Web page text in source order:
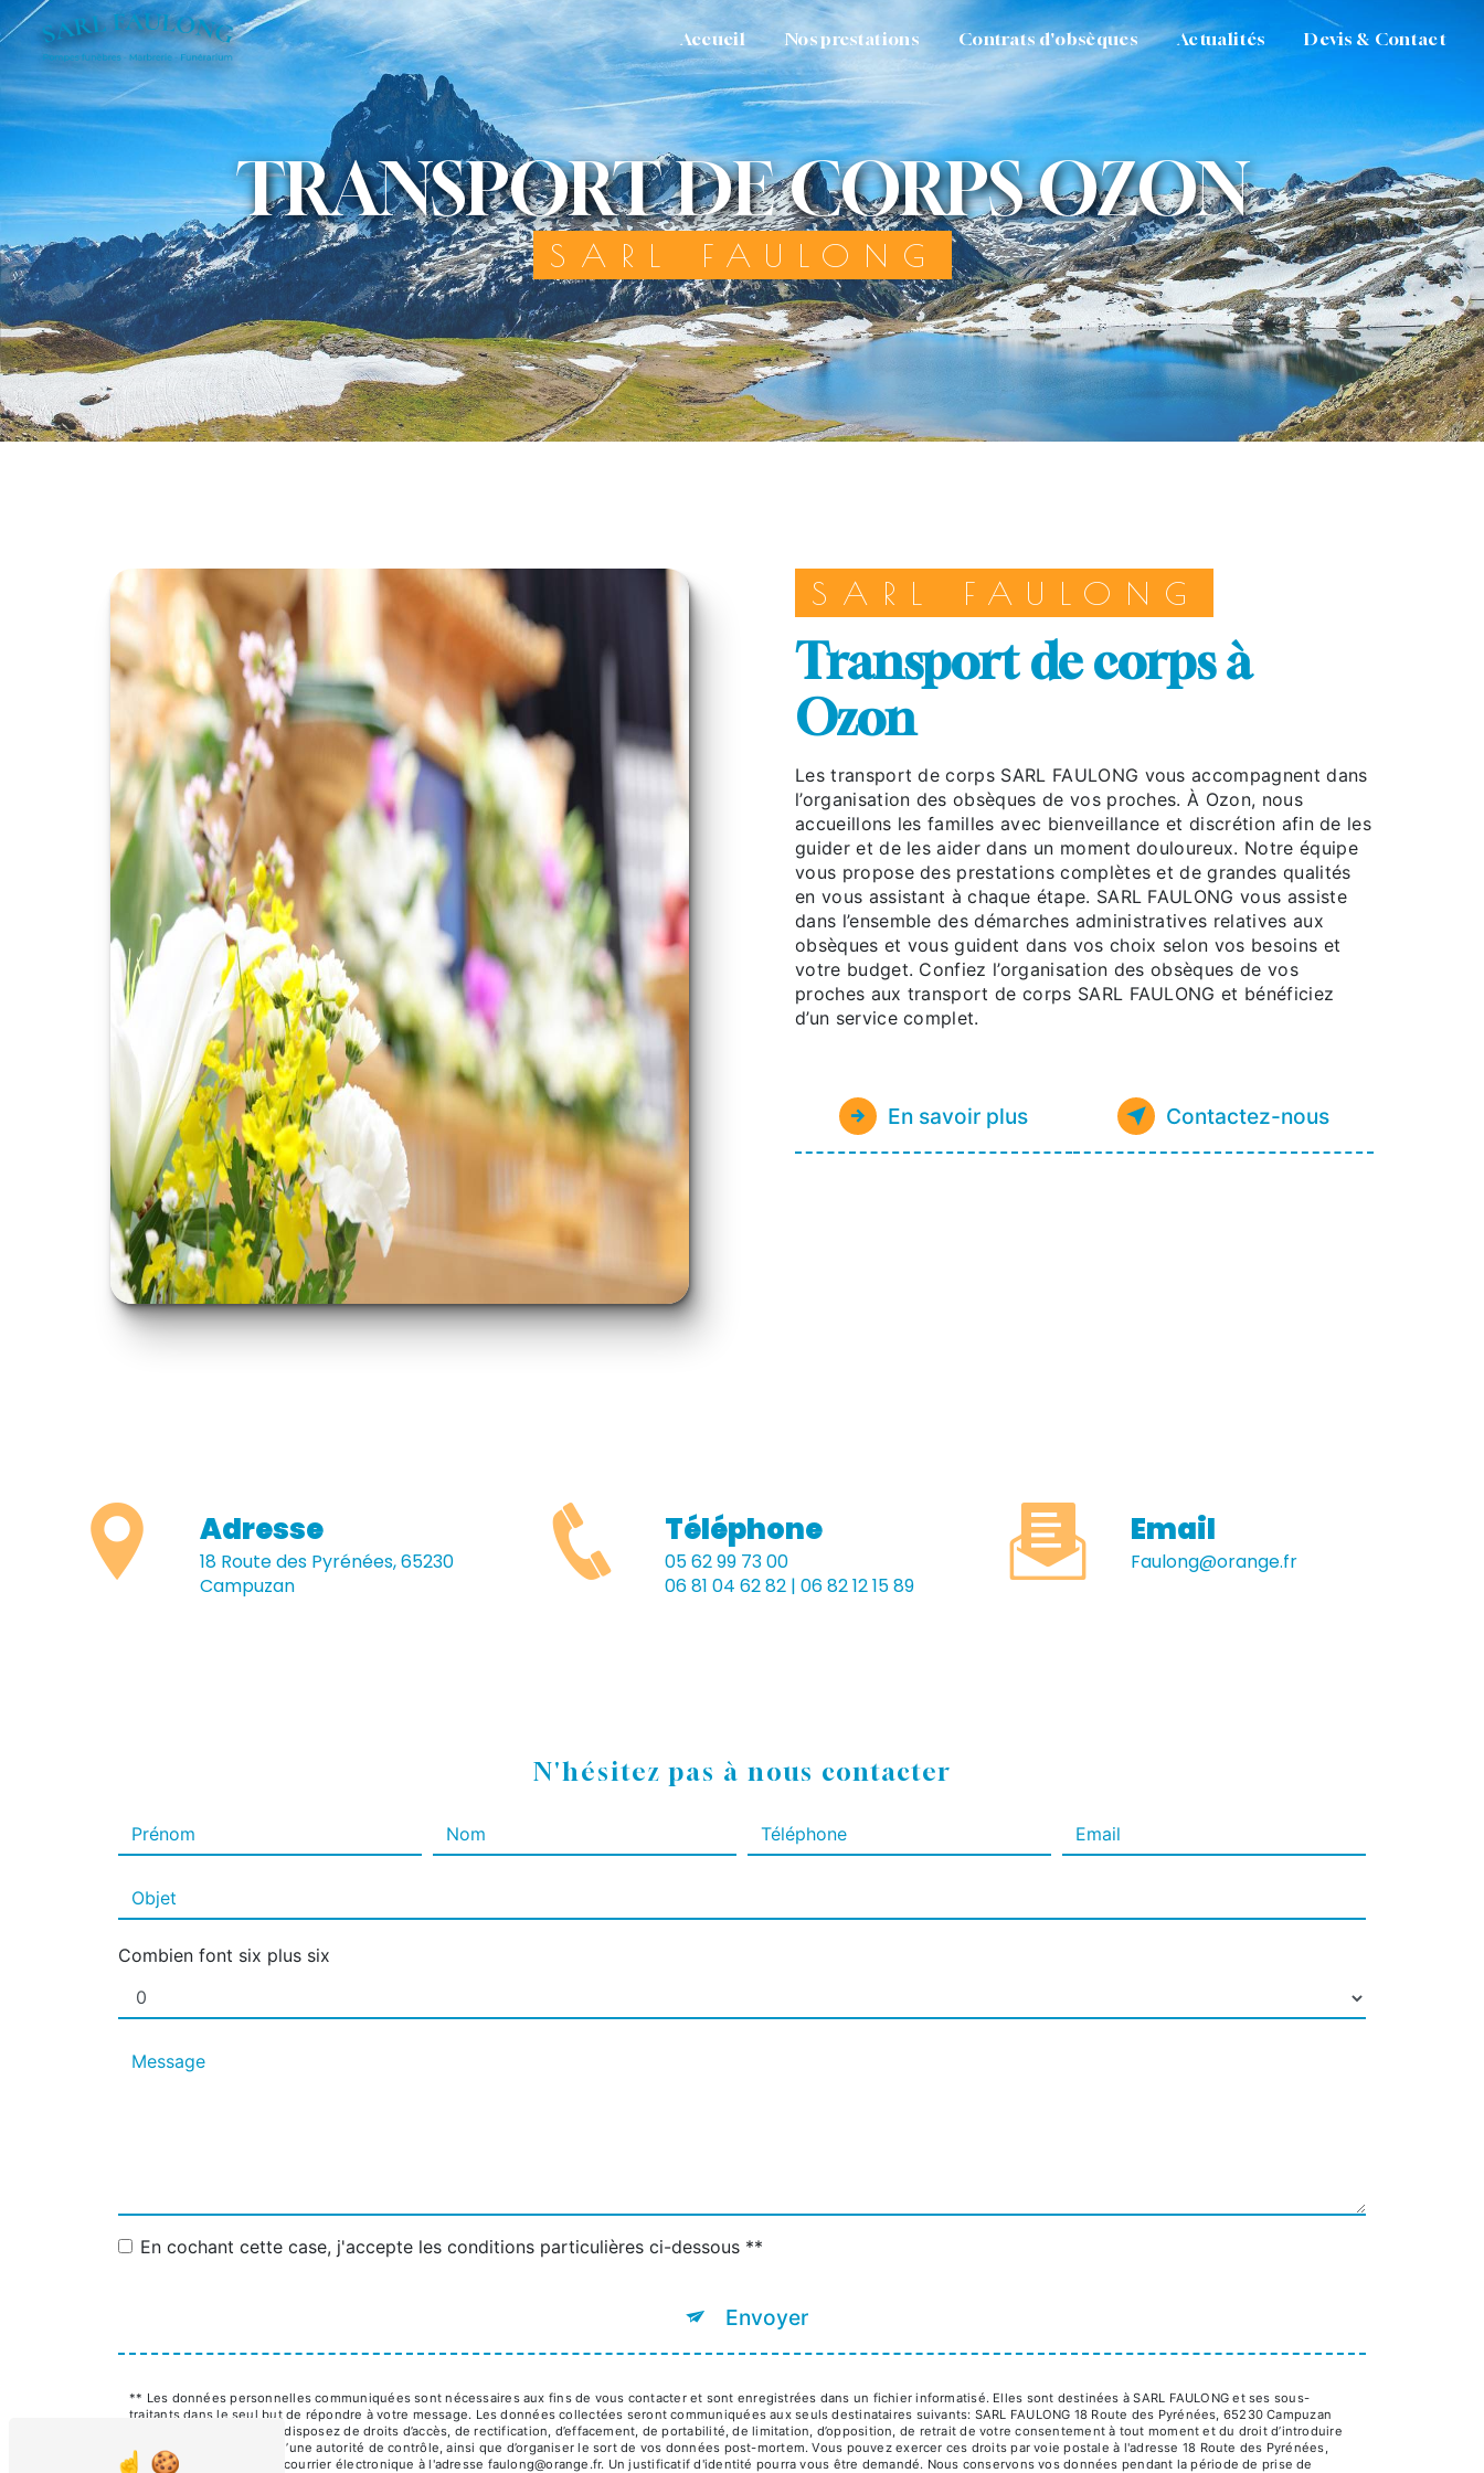
Accueil Nos prestations Contrats d'obsèques Actualités Devis & Contact
TRANSPORT DE CORPS OZON
SARL FAULONG
SARL FAULONG
transport de corps à
Ozon
Les transport de corps SARL FAULONG vous accompagnent dans
l’organisation des obsèques de vos proches. À Ozon, nous
accueillons les familles avec bienveillance et discrétion afin de les
guider et de les aider dans un moment douloureux. Notre équipe
vous propose des prestations complètes et de grandes qualités
en vous assistant à chaque étape. SARL FAULONG vous assiste
dans l’ensemble des démarches administratives relatives aux
obsèques et vous guident dans vos choix selon vos besoins et
votre budget. Confiez l’organisation des obsèques de vos
proches aux transport de corps SARL FAULONG et bénéficiez
d’un service complet.
En savoir plus Contactez-nous
Adresse
18 Route des Pyrénées, 65230
Campuzan
Téléphone
05 62 99 73 00
06 81 04 62 82 | 06 82 12 15 89
Email
faulong@orange.fr
N'hésitez pas à nous contacter
Combien font six plus six
En cochant cette case, j'accepte les conditions particulières ci-dessous **
Envoyer
** Les données personnelles communiquées sont nécessaires aux fins de vous contacter et sont enregistrées dans un fichier informatisé. Elles sont destinées à SARL FAULONG et ses sous-
traitants dans le seul but de répondre à votre message. Les données collectées seront communiquées aux seuls destinataires suivants: SARL FAULONG 18 Route des Pyrénées, 65230 Campuzan
faulong@orange.fr. Vous disposez de droits d’accès, de rectification, d’effacement, de portabilité, de limitation, d’opposition, de retrait de votre consentement à tout moment et du droit d’introduire
une réclamation auprès d’une autorité de contrôle, ainsi que d’organiser le sort de vos données post-mortem. Vous pouvez exercer ces droits par voie postale à l'adresse 18 Route des Pyrénées,
65230 Campuzan ou par courrier électronique à l'adresse faulong@orange.fr. Un justificatif d'identité pourra vous être demandé. Nous conservons vos données pendant la période de prise de
Panneau de gestion des cookies